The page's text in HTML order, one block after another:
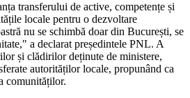
transferului de active, competențe și
locale pentru o dezvoltare
nu se schimbă doar din București, se
a declarat președintele PNL. A
și clădirilor deținute de ministere,
autorităților locale, propunând ca
comunităților.